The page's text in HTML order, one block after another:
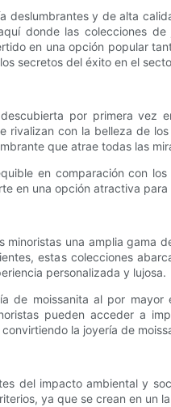
deslumbrantes y de alta
donde las colecciones
en una opción popular
secretos del éxito en el
por primera
con la belleza de
que atrae todas las
en comparación con
en una opción atractiva
una amplia
estas colecciones
personalizada y lujosa.
de moissanita al por
pueden acceder a
la joyería de
del impacto ambiental y
ya que se crean en